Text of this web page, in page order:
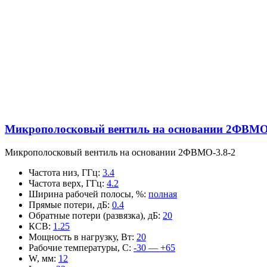
Микрополосковый вентиль на основании
Микрополосковый вентиль на основании 2ФВМO-3.8-2
Частота низ, ГГц: 3.4
Частота верх, ГГц: 4.2
Ширина рабочей полосы, %: полная
Прямые потери, дБ: 0.4
Обратные потери (развязка), дБ: 20
КСВ: 1.25
Мощность в нагрузку, Вт: 20
Рабочие температуры, С: -30 — +65
W, мм: 12